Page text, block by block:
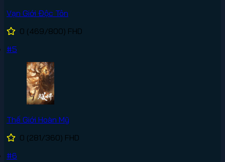
Vạn Giới Độc Tôn
0 (469/800) FHD
#5
Thế Giới Hoàn Mỹ
0 (281/360) FHD
#6